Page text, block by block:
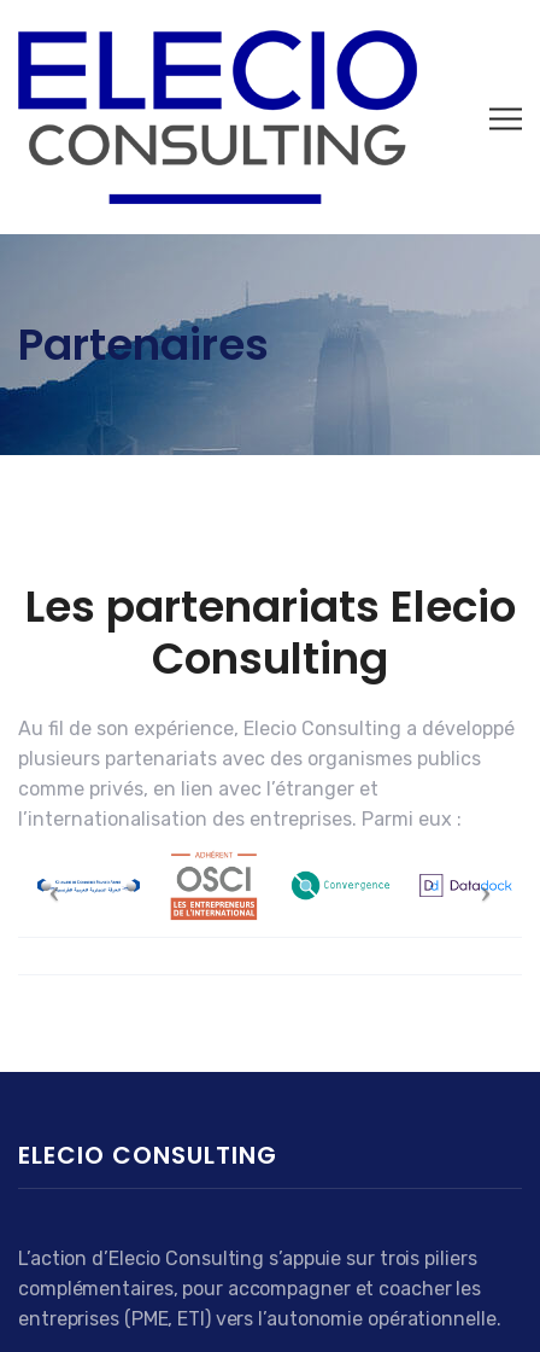
Partenaires
Les partenariats Elecio
Consulting
Au fil de son expérience, Elecio Consulting a développé
plusieurs partenariats avec des organismes publics
comme privés, en lien avec l’étranger et
l’internationalisation des entreprises. Parmi eux :
ELECIO CONSULTING
L’action d’Elecio Consulting s’appuie sur trois piliers
complémentaires, pour accompagner et coacher les
entreprises (PME, ETI) vers l’autonomie opérationnelle.